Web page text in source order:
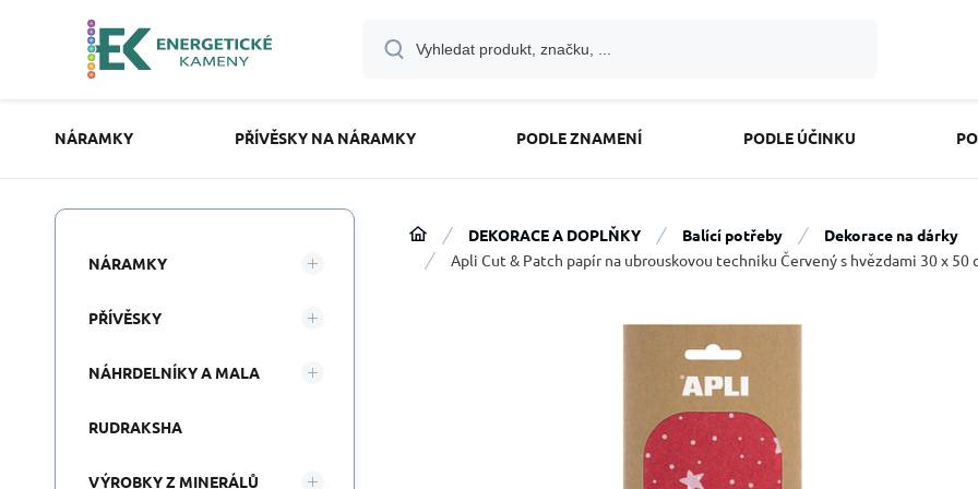
NÁRAMKY PŘÍVĚSKY NA NÁRAMKY PODLE ZNAMENÍ PODLE ÚČINKU
DEKORACE A DOPLŇKY Balící potřeby
Dekorace na dárky
Apli Cut & Patch papír na ubrouskovou techniku Červený s hvězdami 30 x 50
NÁRAMKY
PŘÍVĚSKY
NÁHRDELNÍKY A MALA
RUDRAKSHA
VÝROBKY Z MINERÁLŮ